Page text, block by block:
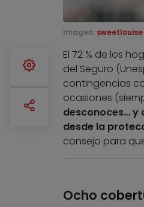
Imagen: sweetlouise
El 72 % de los
del Seguro
contingencias
ocasiones
desconoces… y
desde la
consejo para
Ocho